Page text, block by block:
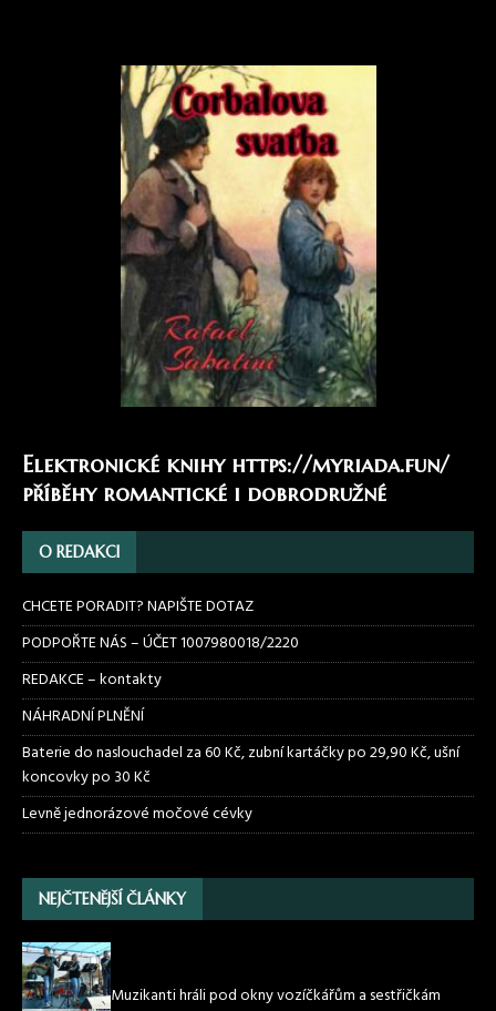
Elektronické knihy https://myriada.fun/
příběhy romantické i dobrodružné
O REDAKCI
CHCETE PORADIT? NAPIŠTE DOTAZ
PODPOŘTE NÁS – ÚČET 1007980018/2220
REDAKCE – kontakty
NÁHRADNÍ PLNĚNÍ
Baterie do naslouchadel za 60 Kč, zubní kartáčky po 29,90 Kč, ušní
koncovky po 30 Kč
Levně jednorázové močové cévky
NEJČTENĚJŠÍ ČLÁNKY
Muzikanti hráli pod okny vozíčkářům a sestřičkám